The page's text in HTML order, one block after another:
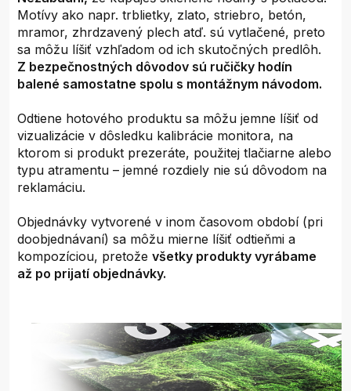
Motívy ako napr. trblietky, zlato, striebro, betón,
mramor, zhrdzavený plech atď. sú vytlačené, preto
sa môžu líšiť vzhľadom od ich skutočných predlôh.
Z bezpečnostných dôvodov sú ručičky hodín
balené samostatne spolu s montážnym návodom.
Odtiene hotového produktu sa môžu jemne líšiť od
vizualizácie v dôsledku kalibrácie monitora, na
ktorom si produkt prezeráte, použitej tlačiarne alebo
typu atramentu – jemné rozdiely nie sú dôvodom na
reklamáciu.
Objednávky vytvorené v inom časovom období (pri
doobjednávaní) sa môžu mierne líšiť odtieňmi a
kompozíciou, pretože všetky produkty vyrábame
až po prijatí objednávky.